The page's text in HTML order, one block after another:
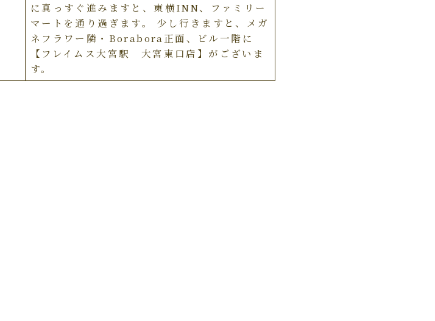
に真っすぐ進みますと、東横INN、ファミリー
マートを通り過ぎます。 少し行きますと、メガ
ネフラワー隣・Borabora正面、ビル一階に
【フレイムス大宮駅 大宮東口店】がございま
す。